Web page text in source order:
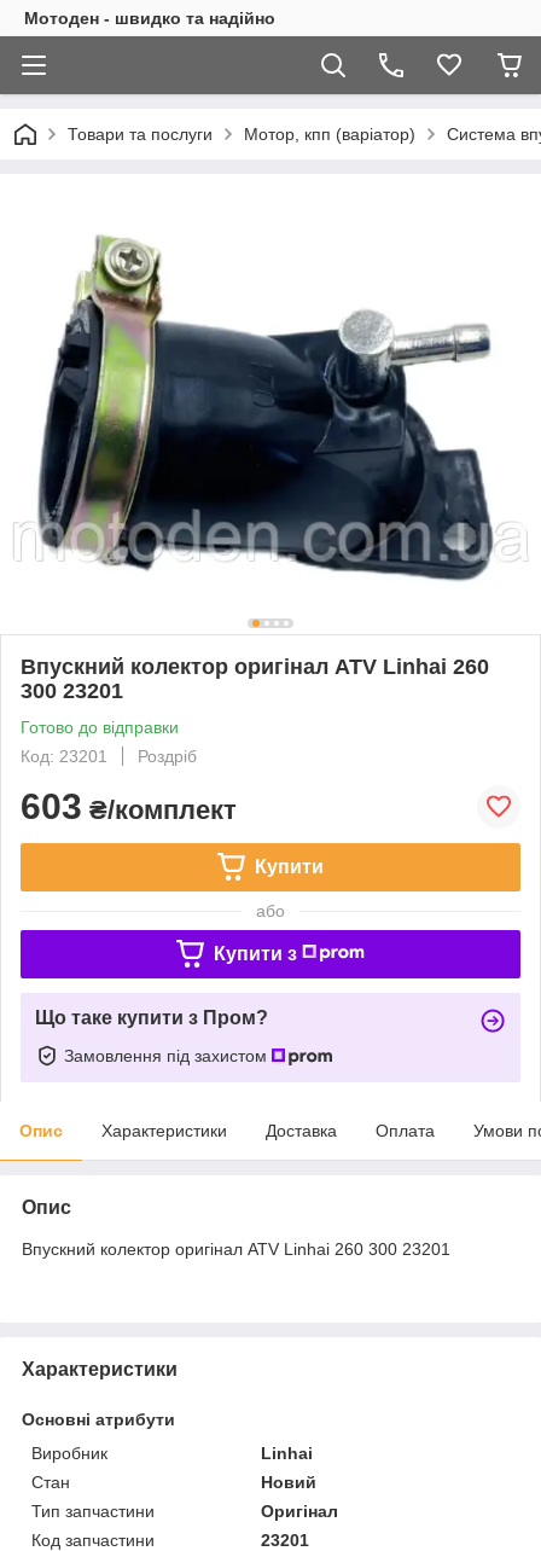
Мотоден - швидко та надійно
Товари та послуги Мотор, кпп (варіатор) Система
Впускний колектор оригінал ATV Linhai 260
300 23201
Готово до відправки
Код: 23201
Роздріб
603 ₴/комплект
Купити
або
Купити з
Що таке купити з Пром?
Замовлення під захистом
Опис Характеристики Доставка Оплата Умови
Опис
Впускний колектор оригінал ATV Linhai 260 300 23201
Характеристики
Основні атрибути
Виробник
Linhai
Стан
Новий
Тип запчастини
Оригінал
Код запчастини
23201